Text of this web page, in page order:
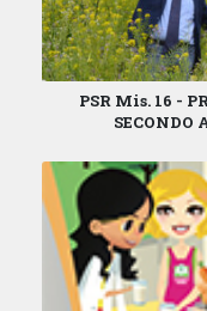
PSR Mis. 16 -
SECONDO